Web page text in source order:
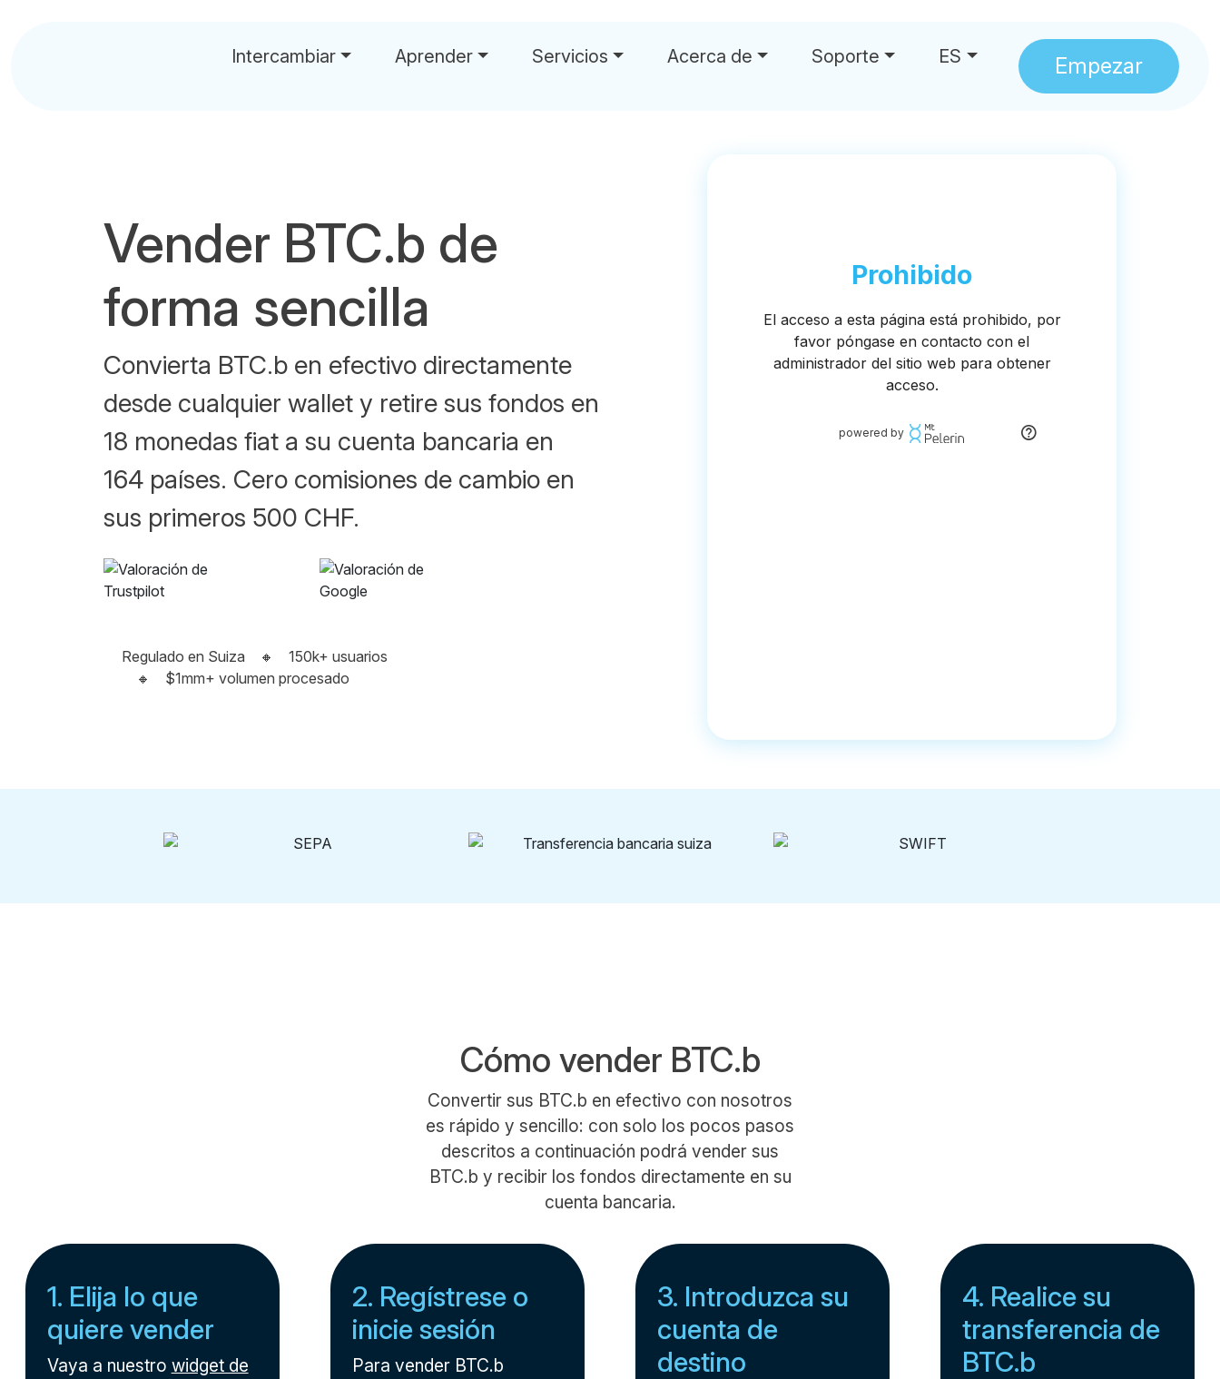
Intercambiar Aprender Servicios Acerca de Soporte ES Empezar
Vender BTC.b de
forma sencilla
Convierta BTC.b en efectivo directamente
desde cualquier wallet y retire sus fondos en
18 monedas fiat a su cuenta bancaria en
164 países. Cero comisiones de cambio en
sus primeros 500 CHF.
Regulado en Suiza 🔸
150k+ usuarios
🔸
$1mm+ volumen procesado
Cómo vender BTC.b
Convertir sus BTC.b en efectivo con nosotros
es rápido y sencillo: con solo los pocos pasos
descritos a continuación podrá vender sus
BTC.b y recibir los fondos directamente en su
cuenta bancaria.
1. Elija lo que
quiere vender
Vaya a nuestro widget de
2. Regístrese o
inicie sesión
Para vender BTC.b
3. Introduzca su
cuenta de
destino
4. Realice su
transferencia de
BTC.b